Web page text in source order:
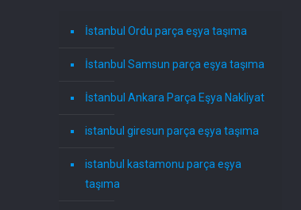
İstanbul Ordu parça eşya taşıma
İstanbul Samsun parça eşya taşıma
İstanbul Ankara Parça Eşya Nakliyat
istanbul giresun parça eşya taşıma
istanbul kastamonu parça eşya
taşıma